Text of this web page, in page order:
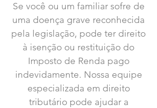
Se você ou um familiar sofre de
uma doença grave reconhecida
pela legislação, pode ter direito
à isenção ou restituição do
Imposto de Renda pago
indevidamente. Nossa equipe
especializada em direito
tributário pode ajudar a